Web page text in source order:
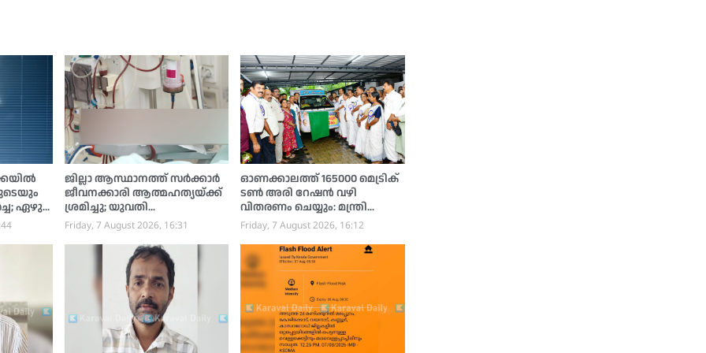
ഏഴു
ജില്ലാ ആസ്ഥാനത്ത് സര്‍ക്കാര്‍
ജീവനക്കാരി ആത്മഹത്യയ്ക്ക്
ശ്രമിച്ചു; യുവതി
ആശുപത്രിയില്‍
Friday, 7 August 2026, 16:31
ഓണക്കാലത്ത് 165000 മെട്രിക്
ടണ്‍ അരി റേഷന്‍ വഴി
വിതരണം ചെയ്യും: മന്ത്രി
അനൂപ് ജേക്കബ്
Friday, 7 August 2026, 16:12